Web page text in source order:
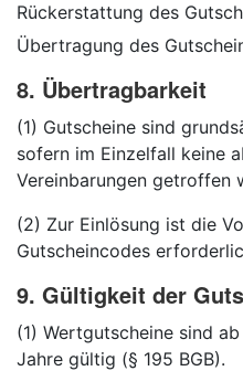
Rückerstattung des
Übertragung des
8. Übertragbarkeit
(1) Gutscheine sind
sofern im Einzelfall keine
Vereinbarungen getroffen
(2) Zur Einlösung ist die
Gutscheincodes
9. Gültigkeit der
(1) Wertgutscheine sind
Jahre gültig (§ 195 BGB).